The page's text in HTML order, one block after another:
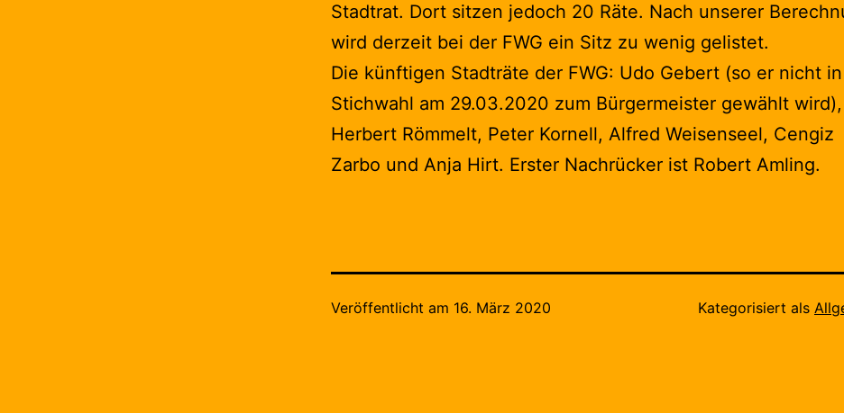
Stadtrat. Dort sitzen jedoch 20 Räte. Nach unserer
wird derzeit bei der FWG ein Sitz zu wenig gelistet.
Die künftigen Stadträte der FWG: Udo Gebert (so er nicht
Stichwahl am 29.03.2020 zum Bürgermeister gewählt wird),
Herbert Römmelt, Peter Kornell, Alfred Weisenseel, Cengiz
Zarbo und Anja Hirt. Erster Nachrücker ist Robert Amling.
Veröffentlicht am 16. März 2020 Kategorisiert als